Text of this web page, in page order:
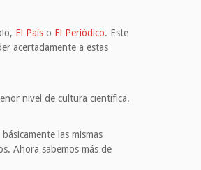
El País o El Periódico. Este
acertadamente a estas
nivel de cultura científica.
las mismas
Ahora sabemos más de